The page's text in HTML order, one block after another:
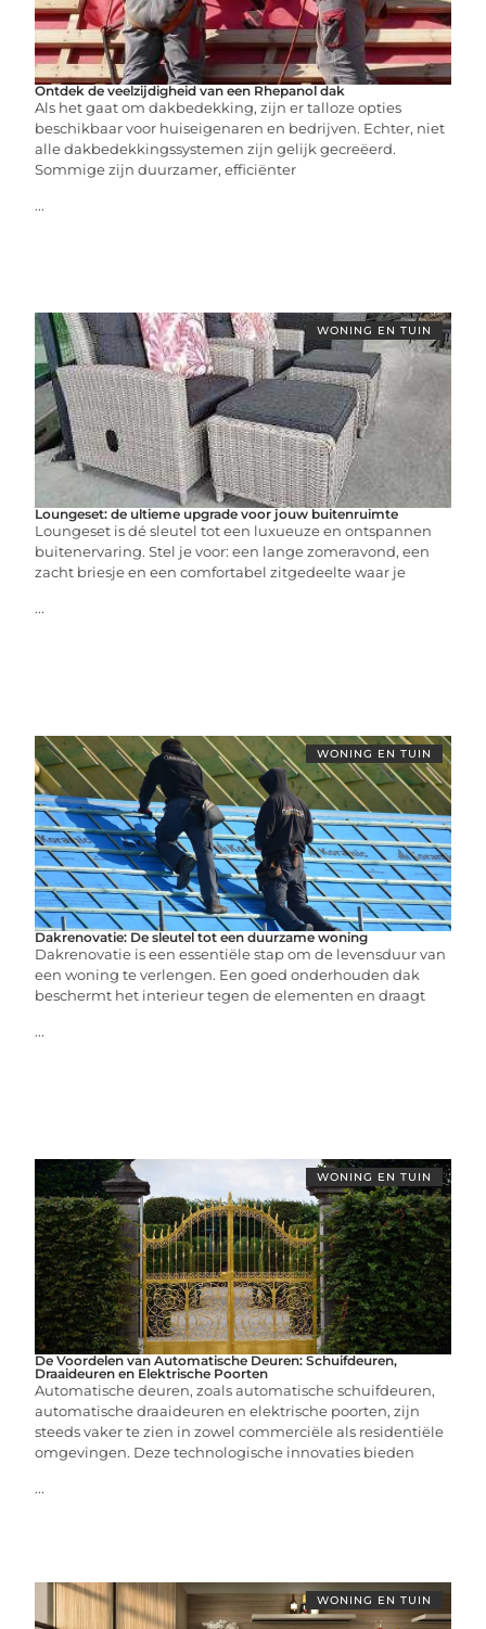
Ontdek de veelzijdigheid van een Rhepanol dak
Als het gaat om dakbedekking, zijn er talloze opties
beschikbaar voor huiseigenaren en bedrijven. Echter, niet
alle dakbedekkingssystemen zijn gelijk gecreëerd.
Sommige zijn duurzamer, efficiënter
...
WONING EN TUIN
Loungeset: de ultieme upgrade voor jouw buitenruimte
Loungeset is dé sleutel tot een luxueuze en ontspannen
buitenervaring. Stel je voor: een lange zomeravond, een
zacht briesje en een comfortabel zitgedeelte waar je
...
WONING EN TUIN
Dakrenovatie: De sleutel tot een duurzame woning
Dakrenovatie is een essentiële stap om de levensduur van
een woning te verlengen. Een goed onderhouden dak
beschermt het interieur tegen de elementen en draagt
...
WONING EN TUIN
De Voordelen van Automatische Deuren: Schuifdeuren,
Draaideuren en Elektrische Poorten
Automatische deuren, zoals automatische schuifdeuren,
automatische draaideuren en elektrische poorten, zijn
steeds vaker te zien in zowel commerciële als residentiële
omgevingen. Deze technologische innovaties bieden
...
WONING EN TUIN